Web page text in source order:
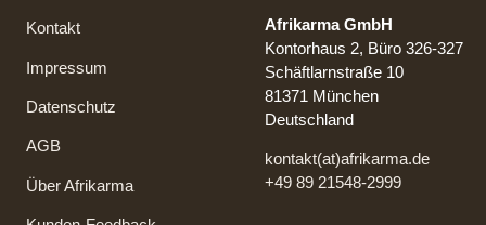
Kontakt
Impressum
Datenschutz
AGB
Über Afrikarma
Afrikarma GmbH
Kontorhaus 2, Büro 326-327
Schäftlarnstraße 10
81371 München
Deutschland
kontakt(at)afrikarma.de
+49 89 21548-2999